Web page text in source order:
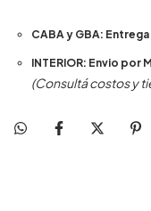
CABA y GBA:
INTERIOR: Envio por
(Consultá costos y